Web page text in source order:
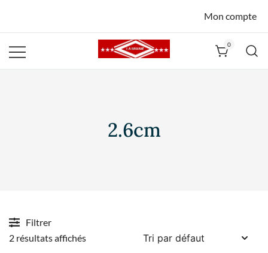
Mon compte
0
2.6cm
Filtrer
2 résultats affichés